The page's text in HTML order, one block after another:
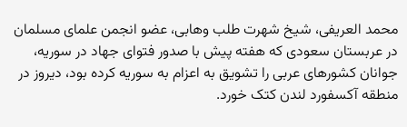
محمد العریفی، شیخ شهرت طلب وهابی، عضو انجمن علمای مسلمان
در عربستان سعودی که هفته پیش با صدور فتوای جهاد در سوریه،
جوانان کشورهای عربی را تشویق به اعزام به سوریه کرده بود، دیروز در
منطقه آکسفورد لندن کتک خورد.